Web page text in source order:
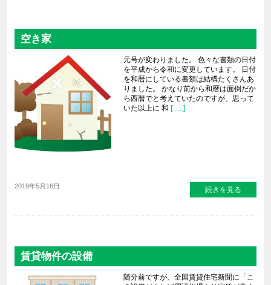
空き家
元号が変わりました。 色々な書類の日付
を平成から令和に変更しています。 日付
を和暦にしている書類は結構たくさんあ
りました。 かなり前から和暦は面倒だか
ら西暦でと考えていたのですが、思って
いた以上に 和 […..]
2019年5月16日 続きを見る
賃貸物件の設備
随分前ですが、全国賃貸住宅新聞に「こ